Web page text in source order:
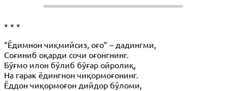
* * *
“Ёдимнон чиқмийсиз, оғо” – дадингми,
Соғиниб оқарди сочи оғонгнинг.
Бўғмо илон бўлиб бўғар ойролиқ,
На гарак ёдингнон чиқормоғонинг.
Ёддон чиқормоғон дийдор бўломи,